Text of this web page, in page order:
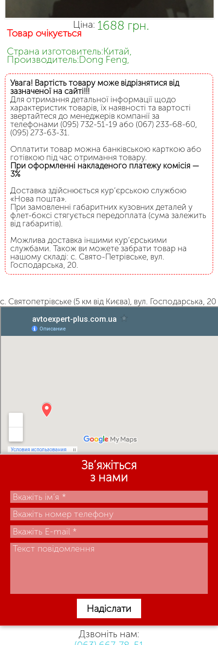
Ціна: 1688 грн.
Товар очікується
Страна изготовитель:Китай,
Производитель:Dong Feng,
Увага! Вартість товару може відрізнятися від
зазначеної на сайті!!!
Для отримання детальної інформації щодо
характеристик товарів, їх наявності та вартості
звертайтеся до менеджерів компанії за
телефонами (095) 732-51-19 або (067) 233-68-60,
(095) 273-63-31.
Оплатити товар можна банківською карткою або
готівкою під час отримання товару.
При оформленні накладеного платежу комісія —
3%
Доставка здійснюється кур’єрською службою
«Нова пошта».
При замовленні габаритних кузовних деталей у
флет-боксі стягується передоплата (сума залежить
від габаритів).
Можлива доставка іншими кур’єрськими
службами. Також ви можете забрати товар на
нашому складі: с. Свято-Петрівське, вул.
Господарська, 20.
с. Святопетрівське (5 км від Києва), вул. Господарська, 20
Зв’яжіться
з нами
Надіслати
Дзвоніть нам: